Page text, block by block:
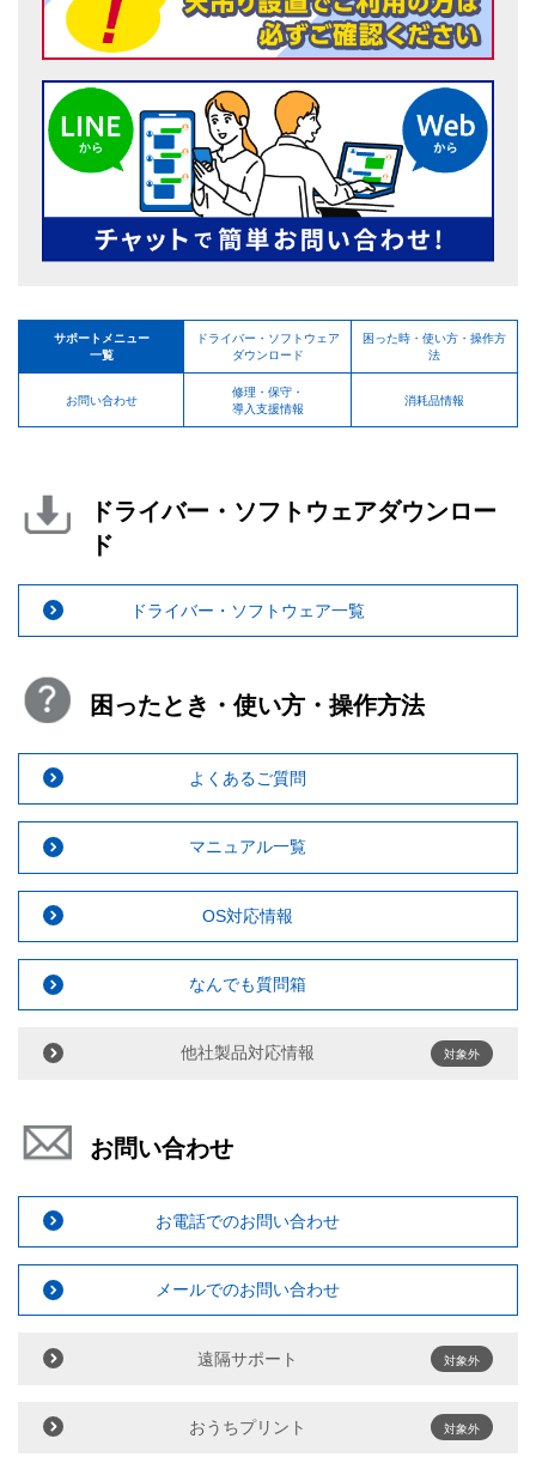
サポートメニュー
一覧
ドライバー・ソフトウェア
ダウンロード
困った時・使い方・操作方
法
お問い合わせ
修理・保守・
導入支援情報
消耗品情報
ドライバー・ソフトウェアダウンロー
ド
ドライバー・ソフトウェア一覧
困ったとき・使い方・操作方法
よくあるご質問
マニュアル一覧
OS対応情報
なんでも質問箱
他社製品対応情報 対象外
お問い合わせ
お電話でのお問い合わせ
メールでのお問い合わせ
遠隔サポート 対象外
おうちプリント 対象外